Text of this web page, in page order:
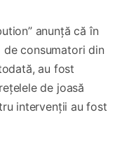
anunță că în
consumatori din
au fost
de joasă
intervenții au fost